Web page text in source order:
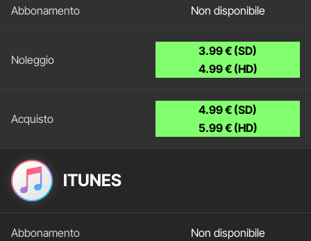
Non disponibile
3.99 € (SD)
4.99 € (HD)
4.99 € (SD)
5.99 € (HD)
ITUNES
Non disponibile